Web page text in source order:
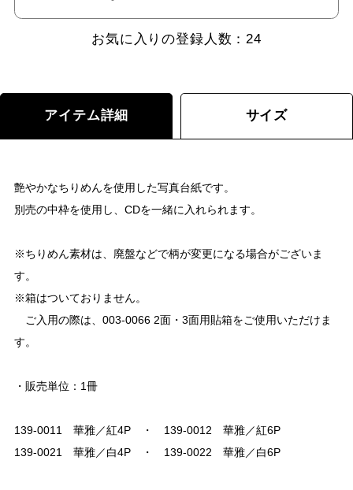
お気に入りの登録人数：24
アイテム詳細 サイズ
艶やかなちりめんを使用した写真台紙です。
別売の中枠を使用し、CDを一緒に入れられます。
※ちりめん素材は、廃盤などで柄が変更になる場合がございま
す。
※箱はついておりません。
ご入用の際は、003-0066 2面・3面用貼箱をご使用いただけま
す。
・販売単位：1冊
139-0011 華雅／紅4P ・ 139-0012 華雅／紅6P
139-0021 華雅／白4P ・ 139-0022 華雅／白6P